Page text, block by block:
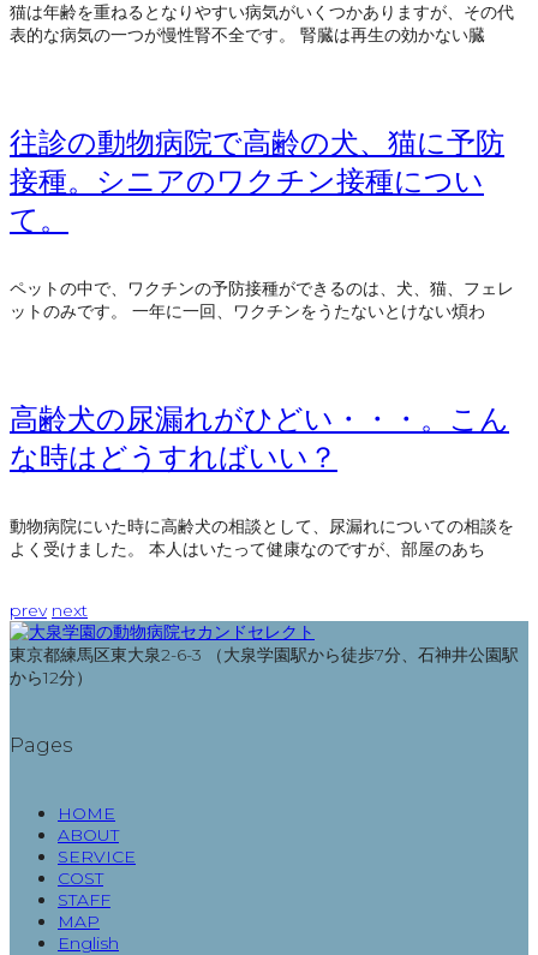
猫は年齢を重ねるとなりやすい病気がいくつかありますが、その代
表的な病気の一つが慢性腎不全です。 腎臓は再生の効かない臓
往診の動物病院で高齢の犬、猫に予防
接種。シニアのワクチン接種につい
て。
ペットの中で、ワクチンの予防接種ができるのは、犬、猫、フェレ
ットのみです。 一年に一回、ワクチンをうたないとけない煩わ
高齢犬の尿漏れがひどい・・・。こん
な時はどうすればいい？
動物病院にいた時に高齢犬の相談として、尿漏れについての相談を
よく受けました。 本人はいたって健康なのですが、部屋のあち
prev next
東京都練馬区東大泉2-6-3 （大泉学園駅から徒歩7分、石神井公園駅
から12分）
Pages
HOME
ABOUT
SERVICE
COST
STAFF
MAP
English